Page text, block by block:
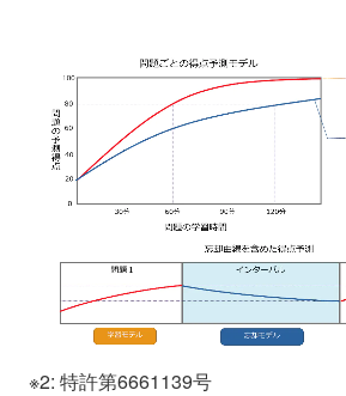
※2: 特許第6661139号